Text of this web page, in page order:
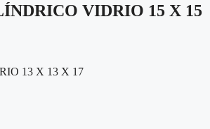
VIDRIO 15 X 15